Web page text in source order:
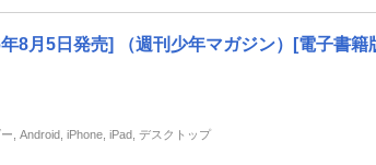
8月5日発売] （週刊少年マガジン）[電子書籍
, Android, iPhone, iPad, デスクトップ